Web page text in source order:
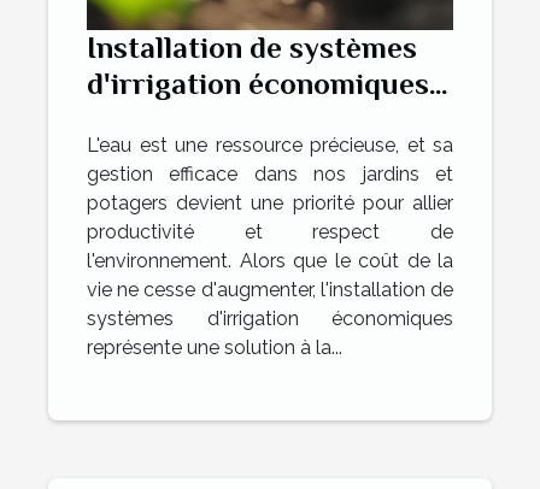
Installation de systèmes
d'irrigation économiques
conseils pratiques et
écologiques
L'eau est une ressource précieuse, et sa
gestion efficace dans nos jardins et
potagers devient une priorité pour allier
productivité et respect de
l'environnement. Alors que le coût de la
vie ne cesse d'augmenter, l'installation de
systèmes d'irrigation économiques
représente une solution à la...